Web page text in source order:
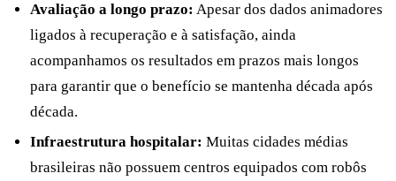
Avaliação a longo prazo: Apesar dos dados animadores
ligados à recuperação e à satisfação, ainda
acompanhamos os resultados em prazos mais longos
para garantir que o benefício se mantenha década após
década.
Infraestrutura hospitalar: Muitas cidades médias
brasileiras não possuem centros equipados com robôs